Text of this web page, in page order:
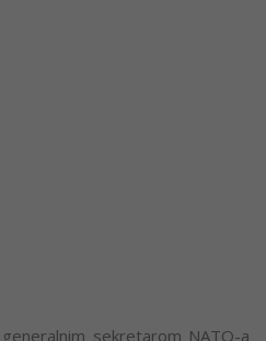
sekretarom NATO-a